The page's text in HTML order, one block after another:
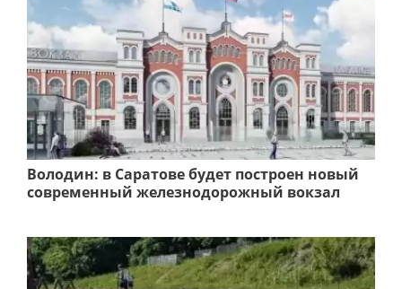
Володин: в Саратове будет построен новый
современный железнодорожный вокзал